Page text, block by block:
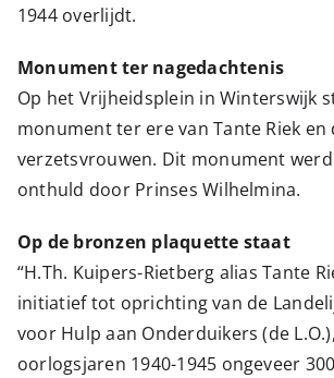
1944 overlijdt.
Monument ter nagedachtenis
Op het Vrijheidsplein in Winterswijk
monument ter ere van Tante Riek en
verzetsvrouwen. Dit monument
onthuld door Prinses Wilhelmina.
Op de bronzen plaquette staat
“H.Th. Kuipers-Rietberg alias Tante
initiatief tot oprichting van de
voor Hulp aan Onderduikers (de
oorlogsjaren 1940-1945 ongeveer